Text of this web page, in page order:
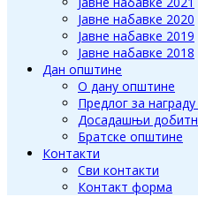
Јавне набавке 2020
Јавне набавке 2019
Јавне набавке 2018
Дан општине
О дану општине
Предлог за
Досадашњи
Братске општине
Контакти
Сви контакти
Контакт форма